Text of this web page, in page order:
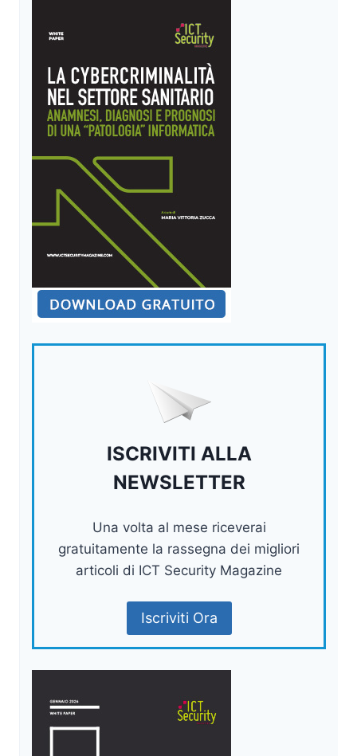
AD
ATTACCHI
SU
LARGA
ISCRIVITI ALLA
NEWSLETTER
Una volta al mese riceverai
gratuitamente la rassegna dei migliori
articoli di ICT Security Magazine
Iscriviti Ora